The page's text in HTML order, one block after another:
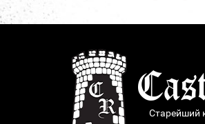
Старейший